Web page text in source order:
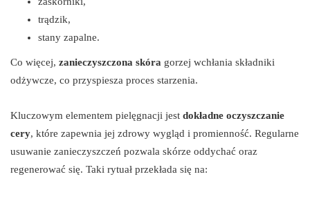
trądzik,
stany zapalne.
Co więcej, zanieczyszczona skóra gorzej wchłania składniki
odżywcze, co przyspiesza proces starzenia.
Kluczowym elementem pielęgnacji jest dokładne oczyszczanie
cery, które zapewnia jej zdrowy wygląd i promienność. Regularne
usuwanie zanieczyszczeń pozwala skórze oddychać oraz
regenerować się. Taki rytuał przekłada się na: